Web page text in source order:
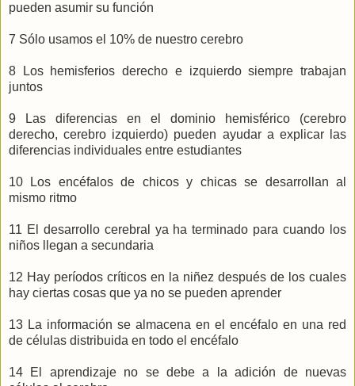
pueden asumir su función
7 Sólo usamos el 10% de nuestro cerebro
8 Los hemisferios derecho e izquierdo siempre trabajan
juntos
9 Las diferencias en el dominio hemisférico (cerebro
derecho, cerebro izquierdo) pueden ayudar a explicar las
diferencias individuales entre estudiantes
10 Los encéfalos de chicos y chicas se desarrollan al
mismo ritmo
11 El desarrollo cerebral ya ha terminado para cuando los
niños llegan a secundaria
12 Hay períodos críticos en la niñez después de los cuales
hay ciertas cosas que ya no se pueden aprender
13 La información se almacena en el encéfalo en una red
de células distribuida en todo el encéfalo
14 El aprendizaje no se debe a la adición de nuevas